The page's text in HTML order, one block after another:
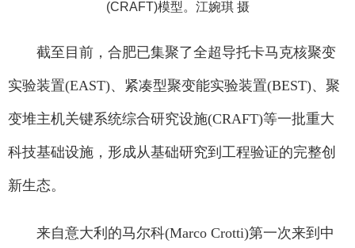
(CRAFT)模型。江婉琪 摄
截至目前，合肥已集聚了全超导托卡马克核聚变
实验装置(EAST)、紧凑型聚变能实验装置(BEST)、聚
变堆主机关键系统综合研究设施(CRAFT)等一批重大
科技基础设施，形成从基础研究到工程验证的完整创
新生态。
来自意大利的马尔科(Marco Crotti)第一次来到中